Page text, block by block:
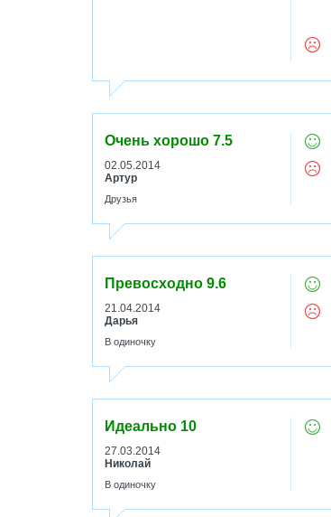
Очень хорошо 7.5
02.05.2014
Артур
Друзья
Превосходно 9.6
21.04.2014
Дарья
В одиночку
Идеально 10
27.03.2014
Николай
В одиночку